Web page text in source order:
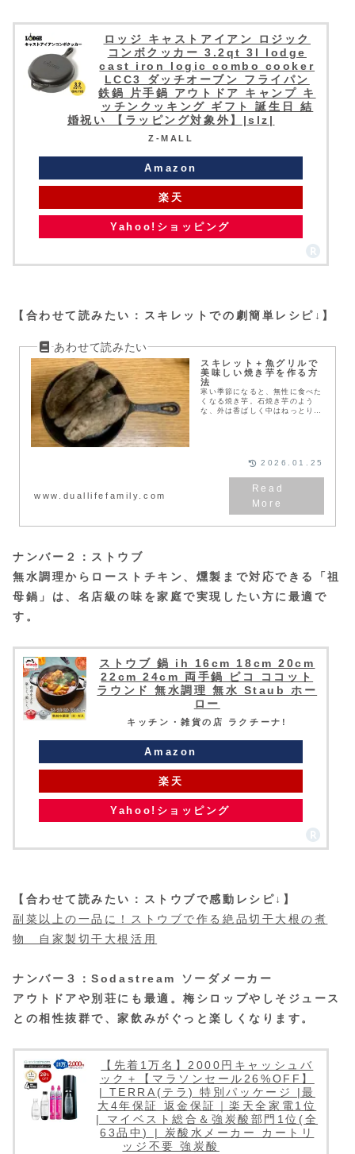
ロッジ キャストアイアン ロジック
コンボクッカー 3.2qt 3l lodge
cast iron logic combo cooker
LCC3 ダッチオーブン フライパン
鉄鍋 片手鍋 アウトドア キャンプ キ
ッチンクッキング ギフト 誕生日 結
婚祝い 【ラッピング対象外】|slz|
Z-MALL
Amazon
楽天
Yahoo!ショッピング
【合わせて読みたい：スキレットでの劇簡単レシピ↓】
スキレット＋魚グリルで
美味しい焼き芋を作る方
法
寒い季節になると、無性に食べた
くなる焼き芋。石焼き芋のよう
な、外は香ばしく中はねっとり甘
www.duallifefamily.com
2026.01.25
ナンバー２：ストウブ
無水調理からローストチキン、燻製まで対応できる「祖
母鍋」は、名店級の味を家庭で実現したい方に最適で
す。
ストウブ 鍋 ih 16cm 18cm 20cm
22cm 24cm 両手鍋 ピコ ココット
ラウンド 無水調理 無水 Staub ホー
ロー
キッチン・雑貨の店 ラクチーナ!
Amazon
楽天
Yahoo!ショッピング
【合わせて読みたい：ストウブで感動レシピ↓】
副菜以上の一品に！ストウブで作る絶品切干大根の煮
物 自家製切干大根活用
ナンバー３：Sodastream ソーダメーカー
アウトドアや別荘にも最適。梅シロップやしそジュース
との相性抜群で、家飲みがぐっと楽しくなります。
【先着1万名】2000円キャッシュバ
ック＋【マラソンセール26%OFF】
| TERRA(テラ) 特別パッケージ |最
大4年保証 返金保証｜楽天全家電1位
| マイベスト総合＆強炭酸部門1位(全
63品中) | 炭酸水メーカー カートリ
ッジ不要 強炭酸